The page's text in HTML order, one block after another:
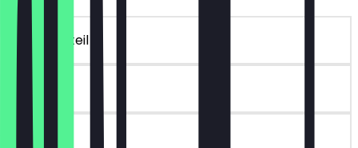
~20 € Vorteil
90 Tage
vor Ort